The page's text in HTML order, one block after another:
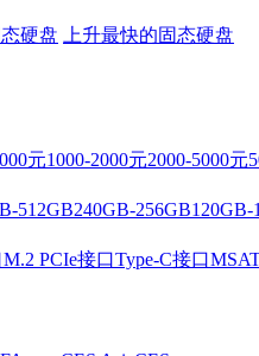
硬盘 上升最快的固态硬盘
元1000-2000元2000-5000元
512GB240GB-256GB120GB-
M.2 PCIe接口Type-C接口